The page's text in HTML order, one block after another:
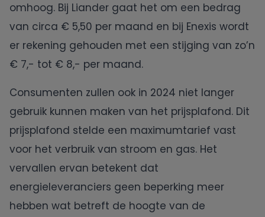
omhoog. Bij Liander gaat het om een bedrag
van circa € 5,50 per maand en bij Enexis wordt
er rekening gehouden met een stijging van zo’n
€ 7,- tot € 8,- per maand.
Consumenten zullen ook in 2024 niet langer
gebruik kunnen maken van het prijsplafond. Dit
prijsplafond stelde een maximumtarief vast
voor het verbruik van stroom en gas. Het
vervallen ervan betekent dat
energieleveranciers geen beperking meer
hebben wat betreft de hoogte van de